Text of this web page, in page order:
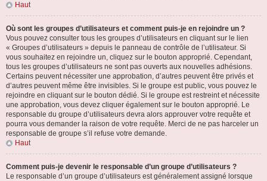
Haut
Où sont les groupes d’utilisateurs et comment puis-je en rejoindre un ?
Vous pouvez consulter tous les groupes d’utilisateurs en cliquant sur le lien
« Groupes d’utilisateurs » depuis le panneau de contrôle de l’utilisateur. Si
vous souhaitez en rejoindre un, cliquez sur le bouton approprié. Cependant,
tous les groupes d’utilisateurs ne sont pas ouverts aux nouvelles adhésions.
Certains peuvent nécessiter une approbation, d’autres peuvent être privés et
d’autres peuvent même être invisibles. Si le groupe est public, vous pouvez le
rejoindre en cliquant sur le bouton dédié. Si le groupe est restreint et nécessite
une approbation, vous devez cliquer également sur le bouton approprié. Le
responsable du groupe d’utilisateurs devra alors approuver votre requête et
pourra vous demander la raison de votre requête. Merci de ne pas harceler un
responsable de groupe s’il refuse votre demande.
Haut
Comment puis-je devenir le responsable d’un groupe d’utilisateurs ?
Le responsable d’un groupe d’utilisateurs est généralement assigné lorsque